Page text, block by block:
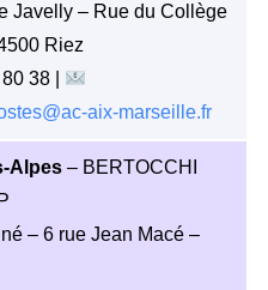
Javelly – Rue du Collège
Riez
38 |
aix-marseille.fr
Alpes – BERTOCCHI
– 6 rue Jean Macé –